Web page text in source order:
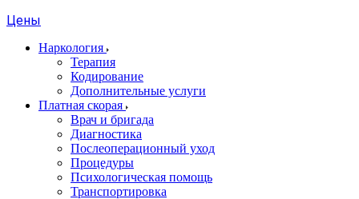
Цены
Наркология
Терапия
Кодирование
Дополнительные услуги
Платная скорая
Врач и бригада
Диагностика
Послеоперационный уход
Процедуры
Психологическая помощь
Транспортировка